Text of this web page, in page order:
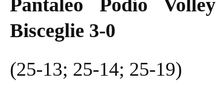
Pantaleo Podio
Bisceglie 3-0
(25-13; 25-14; 25-19)